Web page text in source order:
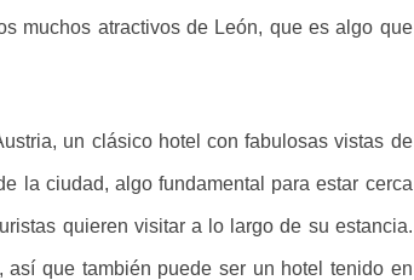
muchos atractivos de León, que es algo que
un clásico hotel con fabulosas vistas de
la ciudad, algo fundamental para estar cerca
quieren visitar a lo largo de su estancia.
que también puede ser un hotel tenido en